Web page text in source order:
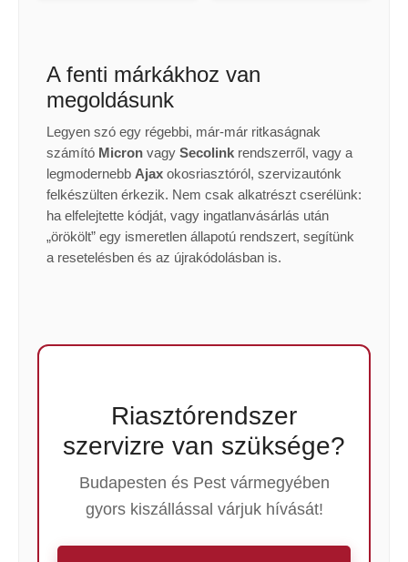
A fenti márkákhoz van
megoldásunk
Legyen szó egy régebbi, már-már ritkaságnak
számító Micron vagy Secolink rendszerről, vagy a
legmodernebb Ajax okosriasztóról, szervizautónk
felkészülten érkezik. Nem csak alkatrészt cserélünk:
ha elfelejtette kódját, vagy ingatlanvásárlás után
„örökölt” egy ismeretlen állapotú rendszert, segítünk
a resetelésben és az újrakódolásban is.
Riasztórendszer
szervizre van szüksége?
Budapesten és Pest vármegyében
gyors kiszállással várjuk hívását!